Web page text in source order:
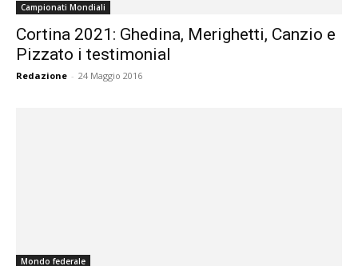
Campionati Mondiali
Cortina 2021: Ghedina, Merighetti, Canzio e
Pizzato i testimonial
Redazione - 24 Maggio 2016
Mondo federale